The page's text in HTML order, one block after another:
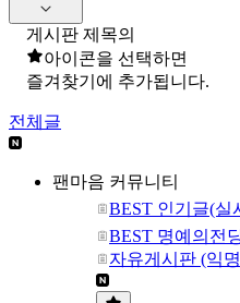
게시판 제목의
아이콘을 선택하면
즐겨찾기에 추가됩니다.
전체글
팬마음 커뮤니티
BEST 인기글(실
BEST 명예의전
자유게시판 (익